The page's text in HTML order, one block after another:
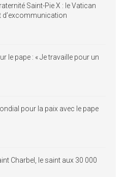
Saint-Pie X : le Vatican
d’excommunication
le pape : « Je travaille pour un
pour la paix avec le pape
Charbel, le saint aux 30 000